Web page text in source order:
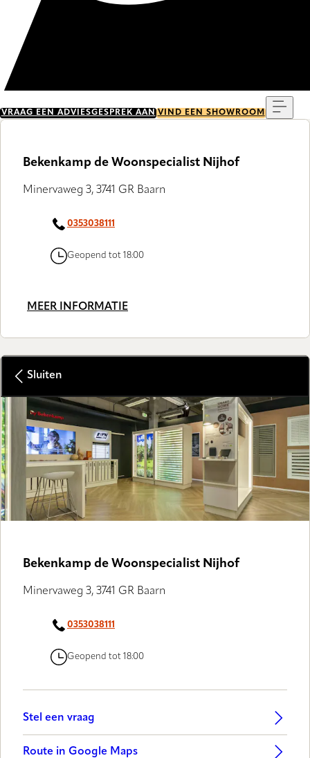
VRAAG EEN ADVIESGESPREK AAN VIND EEN SHOWROOM
Bekenkamp de Woonspecialist Nijhof
Minervaweg 3, 3741 GR Baarn
0353038111
Geopend tot 18:00
MEER INFORMATIE
Sluiten
Bekenkamp de Woonspecialist Nijhof
Minervaweg 3, 3741 GR Baarn
0353038111
Geopend tot 18:00
Stel een vraag
Route in Google Maps